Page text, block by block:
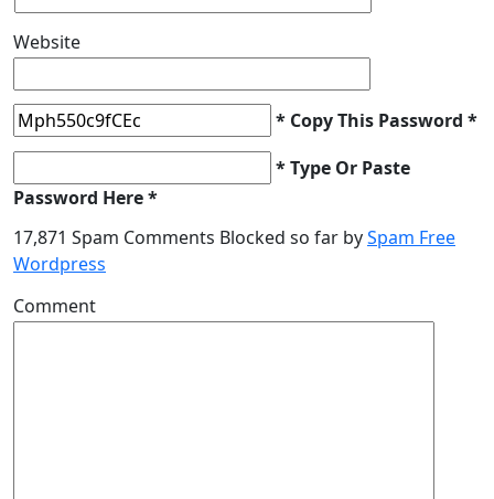
Website
* Copy This Password *
* Type Or Paste
Password Here *
17,871 Spam Comments Blocked so far bySpam Free
Wordpress
Comment